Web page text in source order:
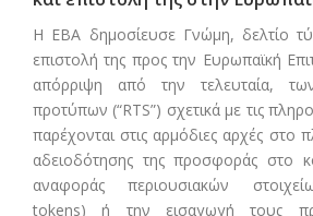
Η EBA δημοσίευσε Γνώμη, δελτίο
επιστολή της προς την Ευρωπαϊκή
απόρριψη από την τελευταία,
προτύπων (“RTS”) σχετικά με τις
παρέχονται στις αρμόδιες αρχές στο
αδειοδότησης της προσφοράς στο
αναφοράς περιουσιακών
tokens) ή την εισαγωγή τους